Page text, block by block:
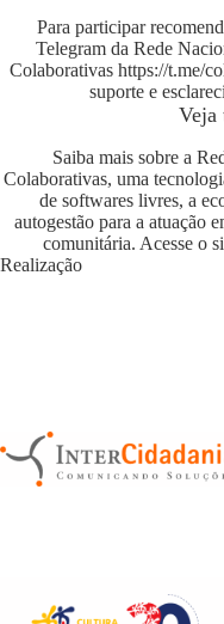
Para participar
Telegram da Rede
Colaborativas https://t.me/
suporte e
Veja
Saiba mais sobre a
Colaborativas, uma
de softwares livres, a
autogestão para a atuação
comunitária. Acesse o
Realização